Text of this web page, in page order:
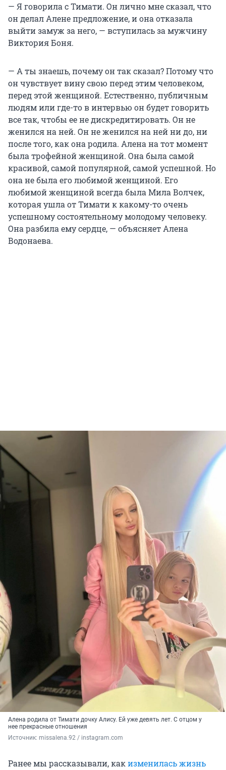
— Я говорила с Тимати. Он лично мне сказал, что
он делал Алене предложение, и она отказала
выйти замуж за него, — вступилась за мужчину
Виктория Боня.
— А ты знаешь, почему он так сказал? Потому что
он чувствует вину свою перед этим человеком,
перед этой женщиной. Естественно, публичным
людям или где-то в интервью он будет говорить
все так, чтобы ее не дискредитировать. Он не
женился на ней. Он не женился на ней ни до, ни
после того, как она родила. Алена на тот момент
была трофейной женщиной. Она была самой
красивой, самой популярной, самой успешной. Но
она не была его любимой женщиной. Его
любимой женщиной всегда была Мила Волчек,
которая ушла от Тимати к какому-то очень
успешному состоятельному молодому человеку.
Она разбила ему сердце, — объясняет Алена
Водонаева.
Алена родила от Тимати дочку Алису. Ей уже девять лет. С отцом у
нее прекрасные отношения
Источник: missalena.92 / instagram.com
Ранее мы рассказывали, какизменилась жизнь